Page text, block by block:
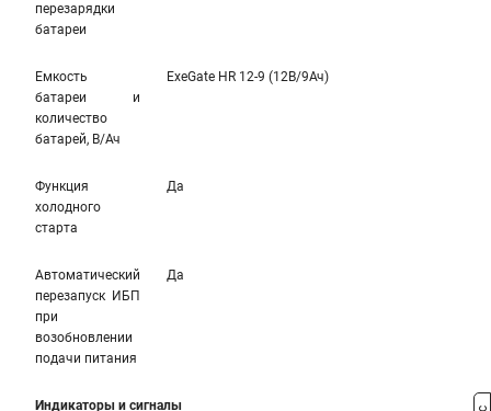
перезарядки
батареи
Емкость
батареи и
количество
батарей, В/Ач
ExeGate HR 12-9 (12В/9Ач)
Функция
холодного
старта
Да
Автоматический
перезапуск ИБП
при
возобновлении
подачи питания
Да
Индикаторы и сигналы